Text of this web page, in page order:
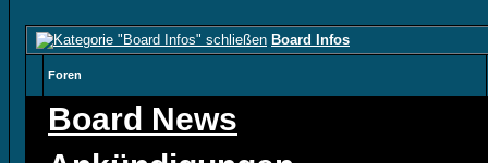
Board Infos
Foren
Board News